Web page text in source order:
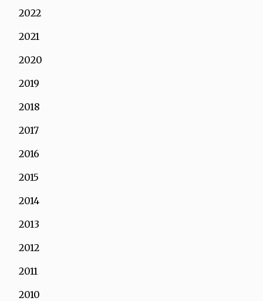
2022
2021
2020
2019
2018
2017
2016
2015
2014
2013
2012
2011
2010